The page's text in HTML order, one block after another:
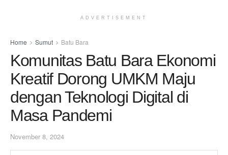
ADVERTISEMENT
Home Sumut Batu Bara
Komunitas Batu Bara Ekonomi
Kreatif Dorong UMKM Maju
dengan Teknologi Digital di
Masa Pandemi
November 8, 2024